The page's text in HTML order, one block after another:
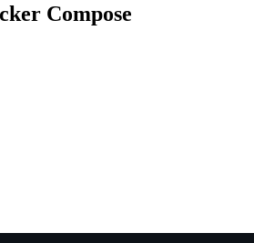
Compose